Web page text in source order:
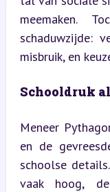
meemaken.
schaduwzijde:
misbruik, en
Schooldruk
Meneer
en de
schoolse
vaak hoog,